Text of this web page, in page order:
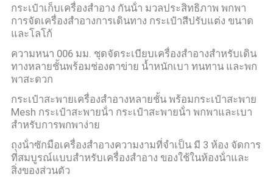
กระเป๋าเก็บเครื่องสําอาง กันน้ํา มวลประสิทธิภาพ พกพา
การจัดเครื่องสําอางการเดินทาง กระเป๋าสีปรับแต่ง ขนาด
และโลโก้
ความหนา 006 มม. ชุดจัดระเบียบเครื่องสำอางสำหรับเดิน
ทางหลายชั้นพร้อมช่องตาข่าย น้ำหนักเบา ทนทาน และพก
พาสะดวก
กระเป๋าสะพายเครื่องสําอางหลายชั้น พร้อมกระเป๋าสะพาย
Mesh กระเป๋าสะพายน้ํา กระเป๋าสะพายน้ํา พกพาและเบา
สําหรับการพกพาง่าย
ถุงน้ําซักมือเครื่องสําอางความงามที่จําเป็น มี 3 ห้อง จัดการ
ที่สมบูรณ์แบบสําหรับเครื่องสําอาง ของใช้ในห้องน้ําและ
สิ่งของส่วนตัว